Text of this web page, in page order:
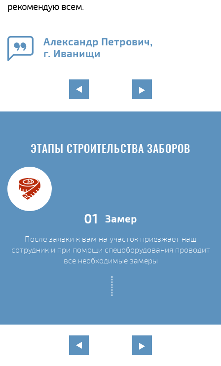
рекомендую всем.
Александр Петрович,
г. Иванищи
ЭТАПЫ СТРОИТЕЛЬСТВА ЗАБОРОВ
01 Замер
После заявки к вам на участок приезжает наш
сотрудник и при помощи спецоборудования проводит
все необходимые замеры